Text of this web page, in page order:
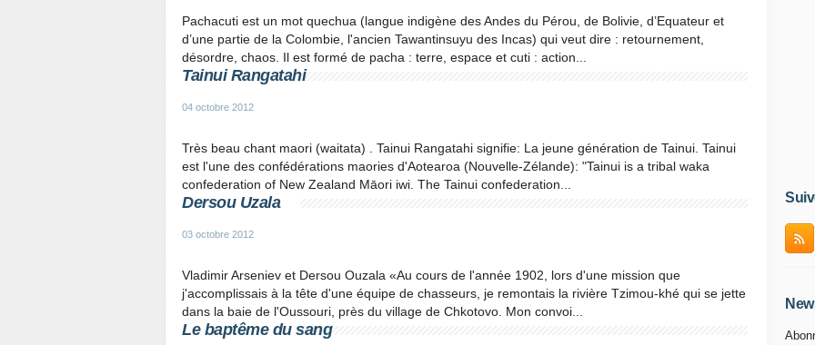
Pachacuti est un mot quechua (langue indigène des Andes du Pérou, de Bolivie, d’Equateur et
d’une partie de la Colombie, l'ancien Tawantinsuyu des Incas) qui veut dire : retournement,
désordre, chaos. Il est formé de pacha : terre, espace et cuti : action...
Tainui Rangatahi
04 octobre 2012
Très beau chant maori (waitata) . Tainui Rangatahi signifie: La jeune génération de Tainui. Tainui
est l'une des confédérations maories d'Aotearoa (Nouvelle-Zélande): "Tainui is a tribal waka
confederation of New Zealand Māori iwi. The Tainui confederation...
Dersou Uzala
03 octobre 2012
Vladimir Arseniev et Dersou Ouzala «Au cours de l'année 1902, lors d'une mission que
j'accomplissais à la tête d'une équipe de chasseurs, je remontais la rivière Tzimou-khé qui se jette
dans la baie de l'Oussouri, près du village de Chkotovo. Mon convoi...
Le baptême du sang